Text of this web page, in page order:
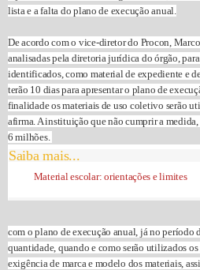
lista e a falta do plano de execução anual.
De acordo com o vice-diretor do Procon,
analisadas pela diretoria jurídica do órgão,
identificados, como material de expediente e
terão 10 dias para apresentar o plano de
finalidade os materiais de uso coletivo serão
afirma. A instituição que não cumprir a
6 milhões.
Saiba mais...
Material escolar: orientações e limites
com o plano de execução anual, já no período
quantidade, quando e como serão utilizados
exigência de marca e modelo dos materiais,